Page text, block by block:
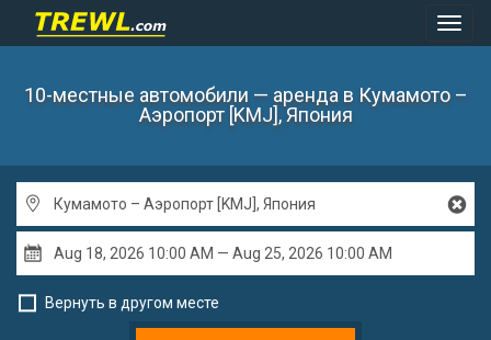
10-местные автомобили — аренда в Кумамото –
Аэропорт [KMJ], Япония
Вернуть в другом месте